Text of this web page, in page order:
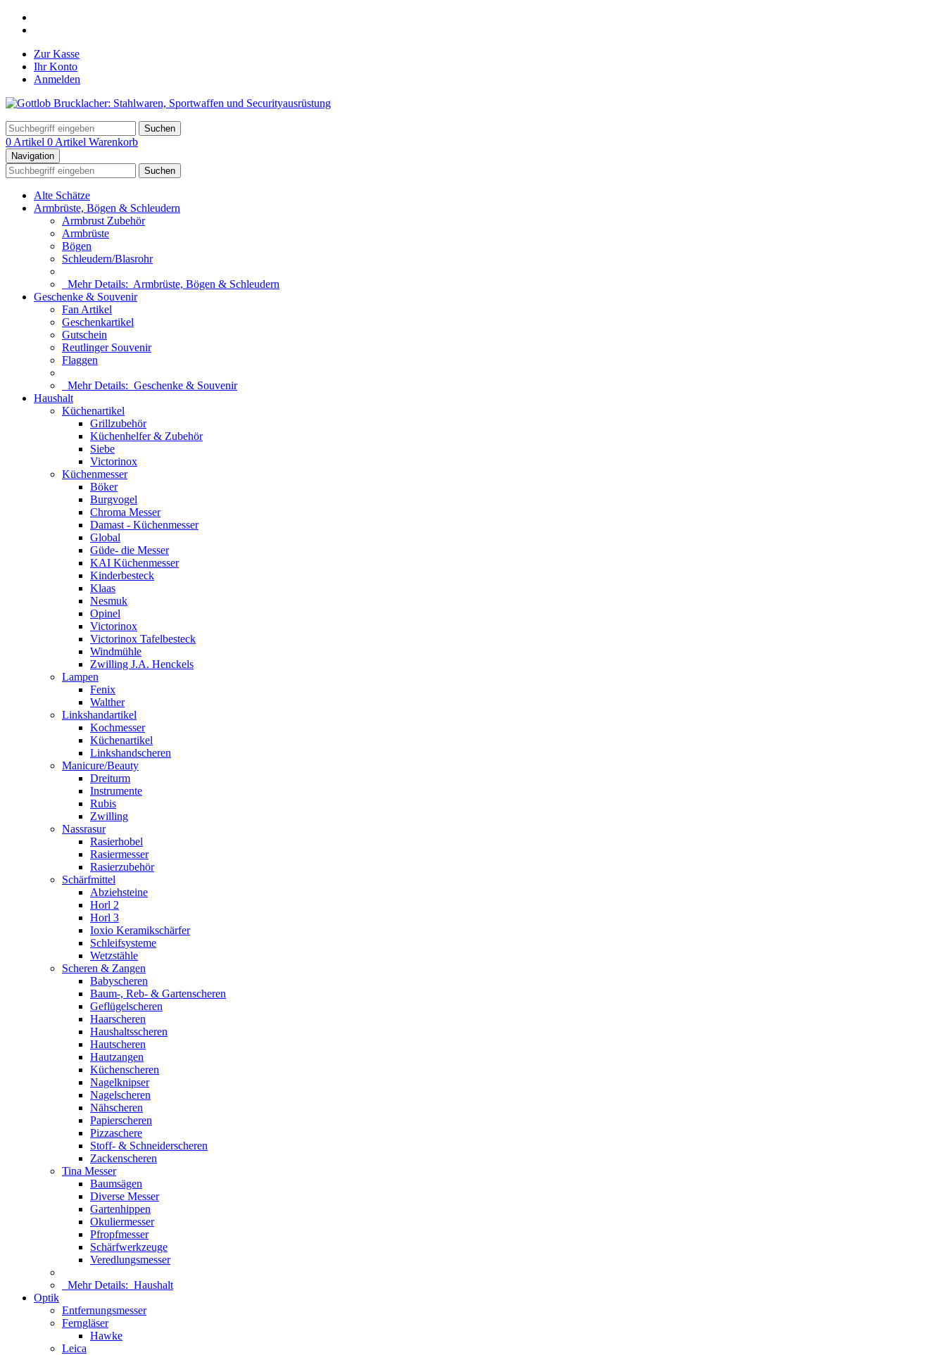
Zur Kasse
Ihr Konto
Anmelden
Suchen
0 Artikel 0 Artikel Warenkorb
Navigation
Suchen
Alte Schätze
Armbrüste, Bögen & Schleudern
Armbrust Zubehör
Armbrüste
Bögen
Schleudern/Blasrohr
Mehr Details: Armbrüste, Bögen & Schleudern
Geschenke & Souvenir
Fan Artikel
Geschenkartikel
Gutschein
Reutlinger Souvenir
Flaggen
Mehr Details: Geschenke & Souvenir
Haushalt
Küchenartikel
Grillzubehör
Küchenhelfer & Zubehör
Siebe
Victorinox
Küchenmesser
Böker
Burgvogel
Chroma Messer
Damast - Küchenmesser
Global
Güde- die Messer
KAI Küchenmesser
Kinderbesteck
Klaas
Nesmuk
Opinel
Victorinox
Victorinox Tafelbesteck
Windmühle
Zwilling J.A. Henckels
Lampen
Fenix
Walther
Linkshandartikel
Kochmesser
Küchenartikel
Linkshandscheren
Manicure/Beauty
Dreiturm
Instrumente
Rubis
Zwilling
Nassrasur
Rasierhobel
Rasiermesser
Rasierzubehör
Schärfmittel
Abziehsteine
Horl 2
Horl 3
Ioxio Keramikschärfer
Schleifsysteme
Wetzstähle
Scheren & Zangen
Babyscheren
Baum-, Reb- & Gartenscheren
Geflügelscheren
Haarscheren
Haushaltsscheren
Hautscheren
Hautzangen
Küchenscheren
Nagelknipser
Nagelscheren
Nähscheren
Papierscheren
Pizzaschere
Stoff- & Schneiderscheren
Zackenscheren
Tina Messer
Baumsägen
Diverse Messer
Gartenhippen
Okuliermesser
Pfropfmesser
Schärfwerkzeuge
Veredlungsmesser
Mehr Details: Haushalt
Optik
Entfernungsmesser
Ferngläser
Hawke
Leica